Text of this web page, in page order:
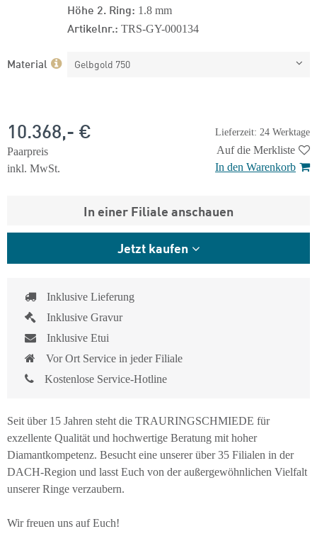
Höhe 2. Ring: 1.8 mm
Artikelnr.: TRS-GY-000134
Material Gelbgold 750
Lieferzeit: 24 Werktage
10.368,- €
Paarpreis
inkl. MwSt.
Auf die Merkliste
In den Warenkorb
In einer Filiale anschauen
Jetzt kaufen
Inklusive Lieferung
Inklusive Gravur
Inklusive Etui
Vor Ort Service in jeder Filiale
Kostenlose Service-Hotline
Seit über 15 Jahren steht die TRAURINGSCHMIEDE für
exzellente Qualität und hochwertige Beratung mit hoher
Diamantkompetenz. Besucht eine unserer über 35 Filialen in der
DACH-Region und lasst Euch von der außergewöhnlichen Vielfalt
unserer Ringe verzaubern.
Wir freuen uns auf Euch!